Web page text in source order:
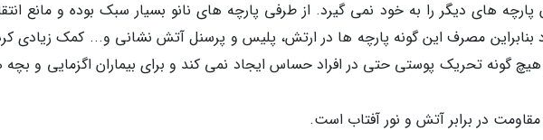
های دیگر را به خود نمی گیرد. از طرفی پارچه های نانو بسیار سبک بوده و مانع
مصرف این گونه پارچه ها در ارتش، پلیس و پرسنل آتش نشانی و... کمک زیادی
گونه تحریک پوستی حتی در افراد حساس ایجاد نمی کند و برای بیماران اگزمایی و بچه
مقاومت در برابر آتش و نور آفتاب است.